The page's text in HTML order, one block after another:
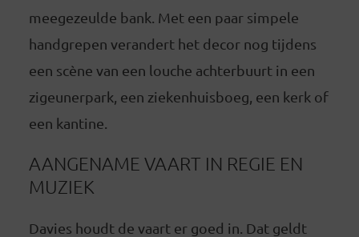
meegezeulde bank. Met een paar simpele
handgrepen verandert het decor nog tijdens
een scène van een louche achterbuurt in een
zigeunerpark, een ziekenhuisboeg, een kerk of
een kantine.
AANGENAME VAART IN REGIE EN
MUZIEK
Davies houdt de vaart er goed in. Dat geldt